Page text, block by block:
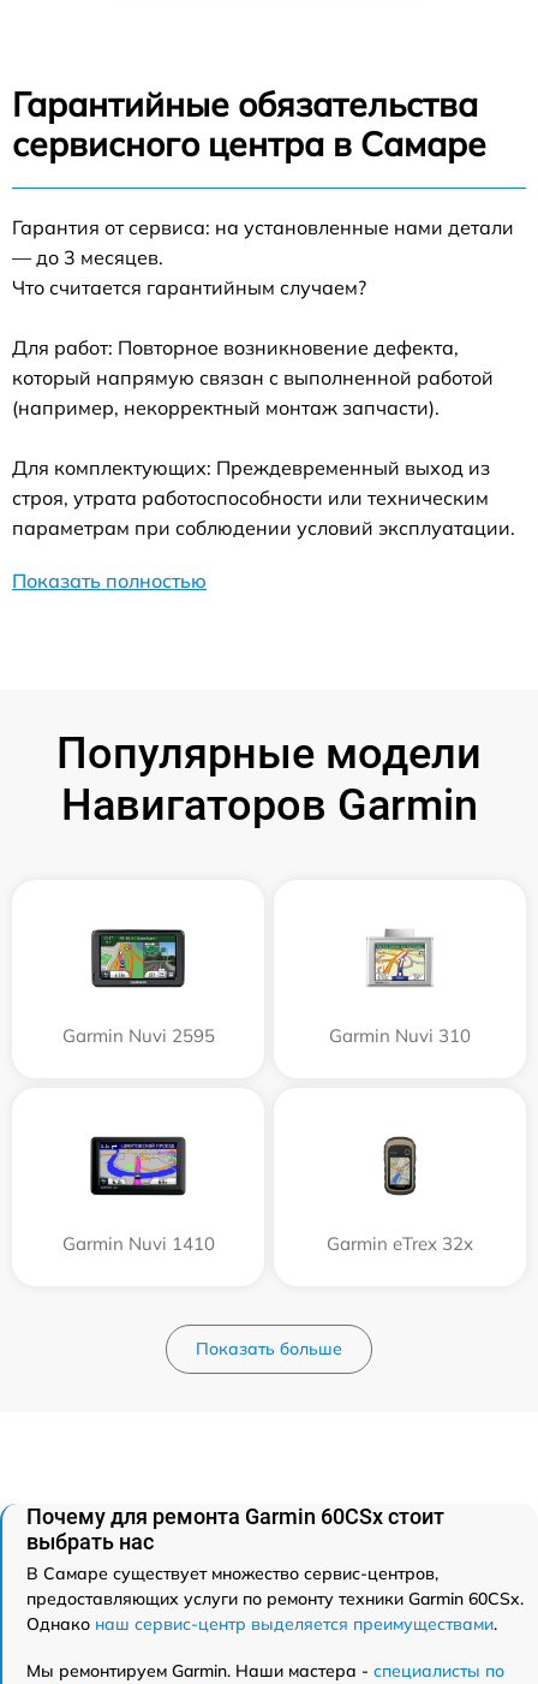
Гарантийные обязательства
сервисного центра в Самаре
Гарантия от сервиса: на установленные нами детали
— до 3 месяцев.
Что считается гарантийным случаем?
Для работ: Повторное возникновение дефекта,
который напрямую связан с выполненной работой
(например, некорректный монтаж запчасти).
Для комплектующих: Преждевременный выход из
строя, утрата работоспособности или техническим
параметрам при соблюдении условий эксплуатации.
Показать полностью
Популярные модели
Навигаторов Garmin
Garmin Nuvi 2595 Garmin Nuvi 310
Garmin Nuvi 1410 Garmin eTrex 32x
Показать больше
Почему для ремонта Garmin 60CSx стоит
выбрать нас
В Самаре существует множество сервис-центров,
предоставляющих услуги по ремонту техники Garmin 60CSx.
Однако наш сервис-центр выделяется преимуществами.
Мы ремонтируем Garmin. Наши мастера - специалисты по